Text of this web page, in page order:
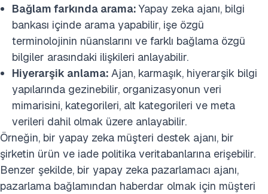
Bağlam farkında arama:Yapay zeka ajanı, bilgi
bankası içinde arama yapabilir, işe özgü
terminolojinin nüanslarını ve farklı bağlama özgü
bilgiler arasındaki ilişkileri anlayabilir.
Hiyerarşik anlama: Ajan, karmaşık, hiyerarşik bilgi
yapılarında gezinebilir, organizasyonun veri
mimarisini, kategorileri, alt kategorileri ve meta
verileri dahil olmak üzere anlayabilir.
Örneğin, bir yapay zeka müşteri destek ajanı, bir
şirketin ürün ve iade politika veritabanlarına erişebilir.
Benzer şekilde, bir yapay zeka pazarlamacı ajanı,
pazarlama bağlamından haberdar olmak için müşteri